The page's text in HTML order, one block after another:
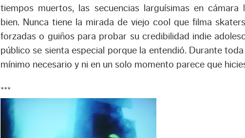
tiempos muertos, las secuencias larguísimas en cámara
bien. Nunca tiene la mirada de viejo cool que filma
forzadas o guiños para probar su credibilidad indie
público se sienta especial porque la entendió. Durante
mínimo necesario y ni en un solo momento parece que
***